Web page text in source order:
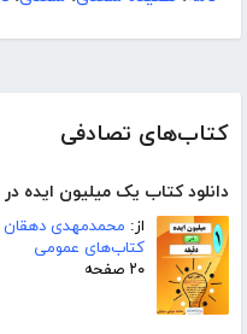
کتاب‌های تصادفی
دانلود کتاب یک میلیون ایده
از: محمدمهدی دهقان
کتاب‌های عمومی
۲۰ صفحه